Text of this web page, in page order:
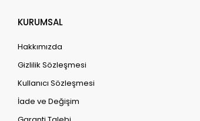
KURUMSAL
Hakkımızda
Gizlilik Sözleşmesi
Kullanıcı Sözleşmesi
İade ve Değişim